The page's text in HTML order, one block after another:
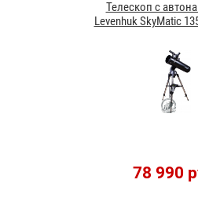
Телескоп с
Levenhuk SkyMatic
78 990